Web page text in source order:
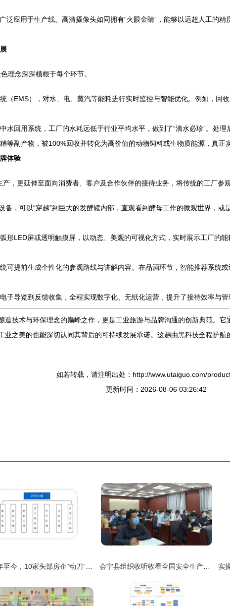
泛应用于生产线。高清摄像头如同拥有“火眼金睛”，能够以远超人工的
理念深深植根于每个环节。
（EMS），对水、电、蒸汽等能耗进行实时监控与智能优化。例如，回
水回用系统，工厂的水耗远低于行业平均水平，做到了“滴水必珍”。处
等副产物，被100%回收并转化为高价值的动物饲料或生物质能源，真正实
体验
，更延伸至面向消费者、客户及合作伙伴的接待业务，将传统的工厂参
备，可以“穿越”到巨大的发酵罐内部，直观看到酵母工作的微观世界，
形LED屏或透明触摸屏，以动态、美观的可视化方式，实时展示工厂的
可提前生成个性化的参观路线与讲解内容。在品酒环节，智能推荐系统
子导览到反馈收集，全程实现数字化、无纸化运营，提升了接待效率与管
技术与环保理念的巅峰之作，更是工业旅游与品牌沟通的创新典范。
之美的也能深切认同其背后的可持续发展承诺。这趟由黑科技全程护
如若转载，请注明出处：http://www.utaiguo.com/
更新时间：2026-08-06 03:26:42